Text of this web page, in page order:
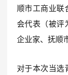
顺市工商业联
会代表（被评
企业家、抚顺
对于本次当选